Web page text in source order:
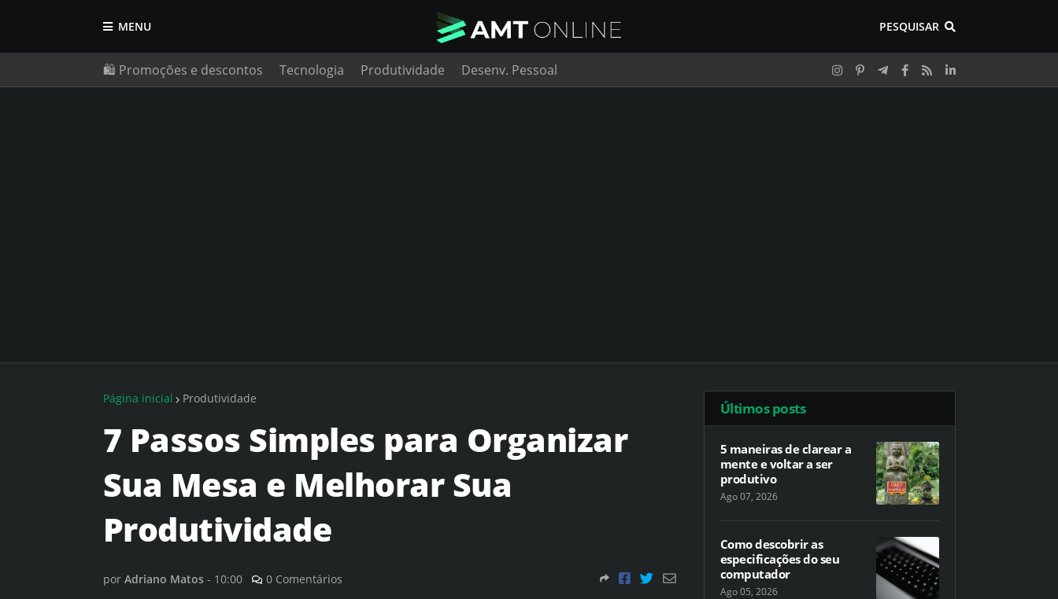
MENU PESQUISAR
🛍️ Promoções e descontos Tecnologia Produtividade Desenv. Pessoal
Página inicial Produtividade
7 Passos Simples para Organizar
Sua Mesa e Melhorar Sua
Produtividade
por Adriano Matos - 10:00 0 Comentários
Últimos posts
5 maneiras de clarear a
mente e voltar a ser
produtivo
Ago 07, 2026
Como descobrir as
especificações do seu
computador
Ago 05, 2026